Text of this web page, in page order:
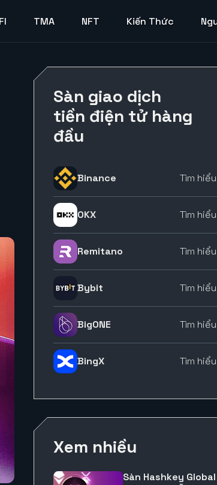
TMA NFT Kiến Thức
Sàn giao dịch
tiền điện tử hàng
đầu
Binance Tìm hiểu
OKX Tìm hiểu
Remitano Tìm hiểu
Bybit Tìm hiểu
BigONE Tìm hiểu
BingX Tìm hiểu
Xem nhiều
Sàn Hashkey